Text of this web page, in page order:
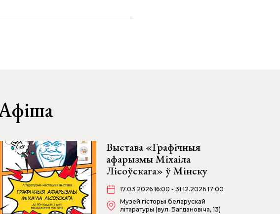
Выстава «Графічныя
афарызмы Міхаіла
Лісоўскага» ў Мінску
17.03.2026 16:00 - 31.12.2026 17:00
Музей гісторыі беларускай
літаратуры (вул. Багдановіча, 13)